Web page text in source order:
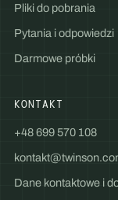
Pliki do pobrania
Pytania i odpowiedzi
Darmowe próbki
KONTAKT
+48 699 570 108
Dane kontaktowe i